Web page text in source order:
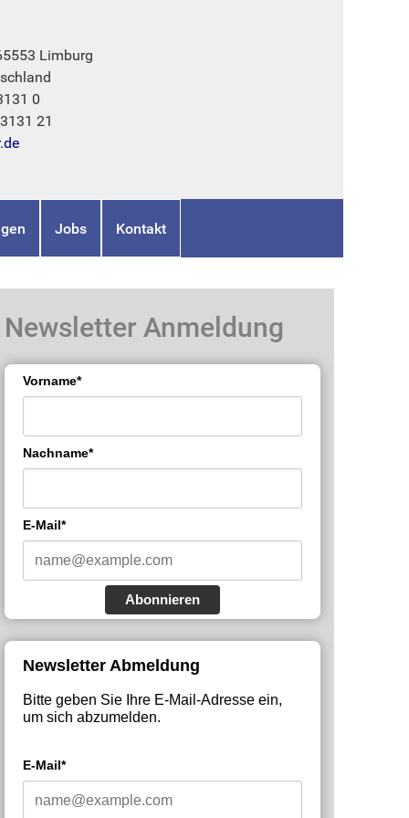
Limburg
0
21
Jobs Kontakt
Newsletter Anmeldung
Vorname*
Nachname*
E-Mail*
Abonnieren
Newsletter Abmeldung
Bitte geben Sie Ihre E-Mail-Adresse ein,
um sich abzumelden.
E-Mail*